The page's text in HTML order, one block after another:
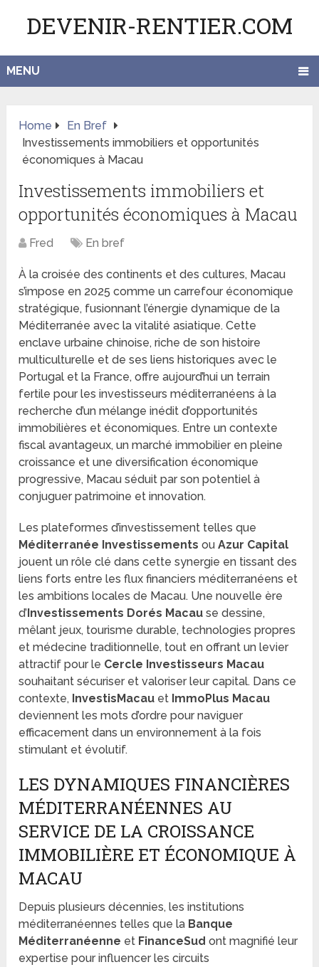
DEVENIR-RENTIER.COM
MENU
Home
En Bref
Investissements immobiliers et opportunités
économiques à Macau
Investissements immobiliers et
opportunités économiques à Macau
Fred En bref
À la croisée des continents et des cultures, Macau
s’impose en 2025 comme un carrefour économique
stratégique, fusionnant l’énergie dynamique de la
Méditerranée avec la vitalité asiatique. Cette
enclave urbaine chinoise, riche de son histoire
multiculturelle et de ses liens historiques avec le
Portugal et la France, offre aujourd’hui un terrain
fertile pour les investisseurs méditerranéens à la
recherche d’un mélange inédit d’opportunités
immobilières et économiques. Entre un contexte
fiscal avantageux, un marché immobilier en pleine
croissance et une diversification économique
progressive, Macau séduit par son potentiel à
conjuguer patrimoine et innovation.
Les plateformes d’investissement telles que
Méditerranée Investissements ouAzur Capital
jouent un rôle clé dans cette synergie en tissant des
liens forts entre les flux financiers méditerranéens et
les ambitions locales de Macau. Une nouvelle ère
d’ Investissements Dorés Macau se dessine,
mêlant jeux, tourisme durable, technologies propres
et médecine traditionnelle, tout en offrant un levier
attractif pour le Cercle Investisseurs Macau
souhaitant sécuriser et valoriser leur capital. Dans ce
contexte, InvestisMacau et ImmoPlus Macau
deviennent les mots d’ordre pour naviguer
efficacement dans un environnement à la fois
stimulant et évolutif.
LES DYNAMIQUES FINANCIÈRES
MÉDITERRANÉENNES AU
SERVICE DE LA CROISSANCE
IMMOBILIÈRE ET ÉCONOMIQUE À
MACAU
Depuis plusieurs décennies, les institutions
méditerranéennes telles que la Banque
Méditerranéenne et FinanceSud ont magnifié leur
expertise pour influencer les circuits